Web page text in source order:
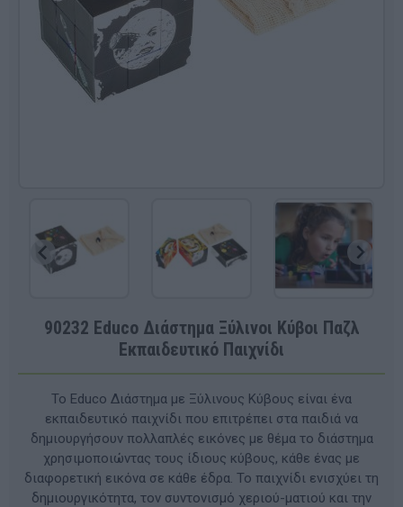
90232 Educo Διάστημα Ξύλινοι Κύβοι Παζλ
Εκπαιδευτικό Παιχνίδι
Το Educo Διάστημα με Ξύλινους Κύβους είναι ένα
εκπαιδευτικό παιχνίδι που επιτρέπει στα παιδιά να
δημιουργήσουν πολλαπλές εικόνες με θέμα το διάστημα
χρησιμοποιώντας τους ίδιους κύβους, κάθε ένας με
διαφορετική εικόνα σε κάθε έδρα. Το παιχνίδι ενισχύει τη
δημιουργικότητα, τον συντονισμό χεριού-ματιού και την